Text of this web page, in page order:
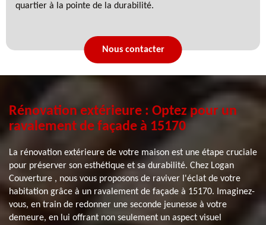
quartier à la pointe de la durabilité.
Nous contacter
Rénovation extérieure : Optez pour un
ravalement de façade à 15170
La rénovation extérieure de votre maison est une étape cruciale
pour préserver son esthétique et sa durabilité. Chez Logan
Couverture , nous vous proposons de raviver l'éclat de votre
habitation grâce à un ravalement de façade à 15170. Imaginez-
vous, en train de redonner une seconde jeunesse à votre
demeure, en lui offrant non seulement un aspect visuel